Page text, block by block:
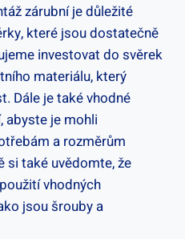
zárubní je důležité
které jsou dostatečně
investovat do svěrek
materiálu, který
Dále je také vhodné
abyste je mohli
a rozměrům
si také uvědomte, že
vhodných
jsou šrouby a